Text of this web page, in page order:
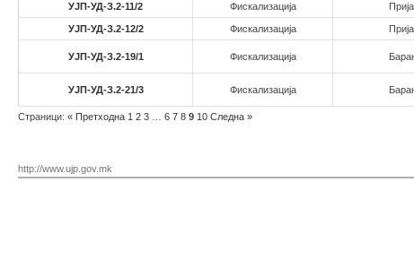
УЈП-УД-З.2-11/2 Фискализација
УЈП-УД-З.2-12/2 Фискализација
УЈП-УД-З.2-19/1 Фискализација
УЈП-УД-З.2-21/3 Фискализација
Страници: « Претходна 1 2 3 6 7 8 9 10 Следна »
http://www.ujp.gov.mk